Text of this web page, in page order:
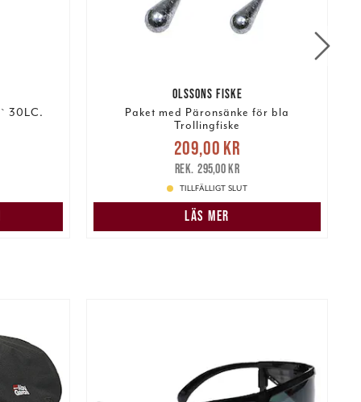
30LC.
OLSSONS FISKE
Paket med Päronsänke för bla
Trollingfiske
Nuvarande pris
Tidigare pris
209,00 kr
295,00 kr
TILLFÄLLIGT SLUT
LÄS MER